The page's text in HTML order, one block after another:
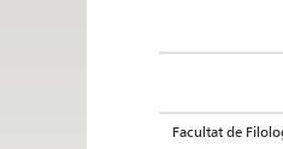
Facultat de